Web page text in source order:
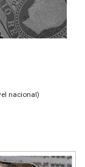
nacional)